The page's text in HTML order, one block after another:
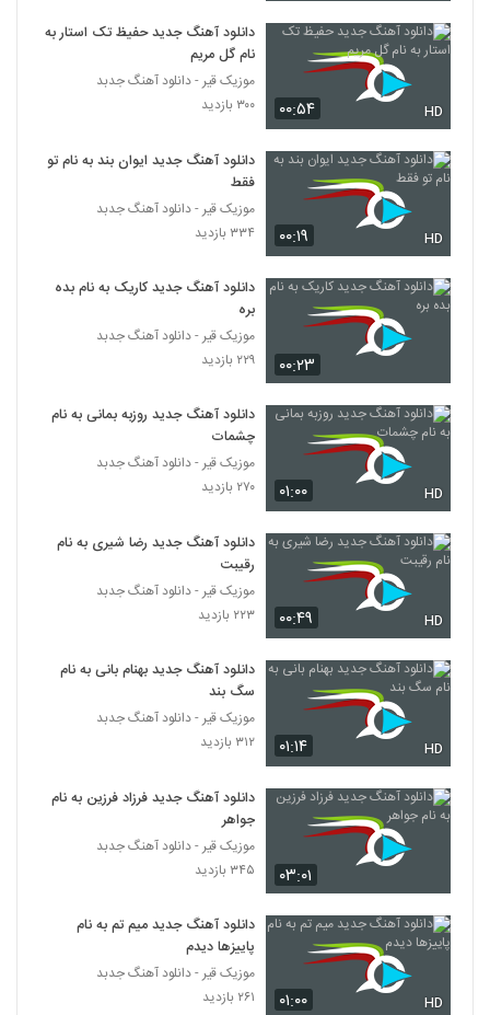
Zangi Aghoosh)
4438
موزیک زیبای چتریات از آرش لرد
۳۸۵ بازدید
آهنگ افشین مرادیان بنام حالم بده
۲۸۲ بازدید
آهنگ دیوونگی از امیر خلیلی(پاپ)
4441
۲۷۷ بازدید
4442
دانلود آهنگ فرید 1 ببین منو (همراه با فرزان)
۳۳۳ بازدید
دانلود آهنگ جدید و زیبای سعید زینال با نام
عشق من
۲۷۴ بازدید
4444
موزیک زیبای بارون بهاری از علیرضا فروزنده
۲۵۸ بازدید
Mehdi Modarres Foroupashi
۲۹۵ بازدید
دانلود آهنگ به تو مدیونم از رضا صادقی
4447
دانلود آهنگ جدید و زیبای کوروش صیاد با نام
یکم مثل من باش
محسن مولایی آهنگ از دستم دادی
۰۰:۵۴ HD
دانلود آهنگ جدید حفیظ تک استار به
نام گل مریم
موزیک قیر - دانلود آهنگ جدبد
۳۰۰ بازدید
۰۰:۱۹ HD
دانلود آهنگ جدید ایوان بند به نام تو
فقط
موزیک قیر - دانلود آهنگ جدبد
۳۳۴ بازدید
۰۰:۲۳
دانلود آهنگ جدید کاریک به نام بده
بره
موزیک قیر - دانلود آهنگ جدبد
۲۲۹ بازدید
۰۱:۰۰ HD
دانلود آهنگ جدید روزبه بمانی به نام
چشمات
موزیک قیر - دانلود آهنگ جدبد
۲۷۰ بازدید
۰۰:۴۹ HD
دانلود آهنگ جدید رضا شیری به نام
رقیبت
موزیک قیر - دانلود آهنگ جدبد
۲۲۳ بازدید
۰۱:۱۴ HD
دانلود آهنگ جدید بهنام بانی به نام
سگ بند
موزیک قیر - دانلود آهنگ جدبد
۳۱۲ بازدید
۰۳:۰۱
دانلود آهنگ جدید فرزاد فرزین به نام
جواهر
موزیک قیر - دانلود آهنگ جدبد
۳۴۵ بازدید
۰۱:۰۰ HD
دانلود آهنگ جدید میم تم به نام
پاییزها دیدم
موزیک قیر - دانلود آهنگ جدبد
۲۶۱ بازدید